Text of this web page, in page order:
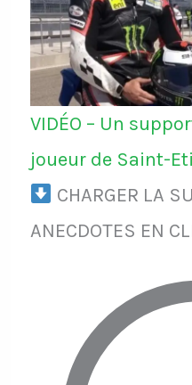
VIDÉO – Un
joueur de Saint-
CHARGER LA
ANECDOTES EN